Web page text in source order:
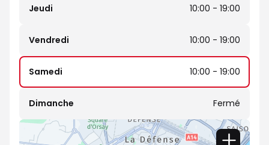
Jeudi 10:00 - 19:00
Vendredi 10:00 - 19:00
Samedi 10:00 - 19:00
Dimanche Fermé